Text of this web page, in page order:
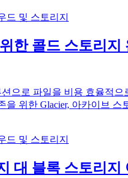
드 및 스토리지
한 콜드 스토리지
으로 파일을 비용 효율적으
을 위한 Glacier, 아카이브 스
드 및 스토리지
대 블록 스토리지